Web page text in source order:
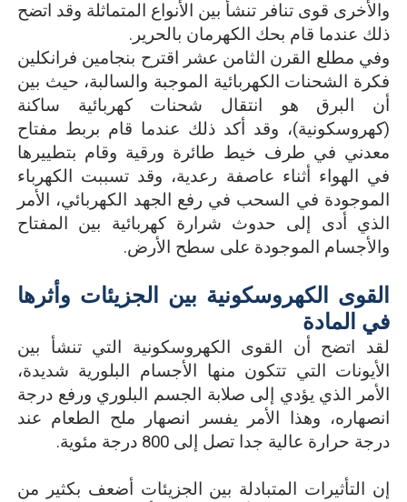
والأخرى قوى تنافر تنشأ بين الأنواع المتماثلة وقد اتضح
ذلك عندما قام بحك الكهرمان بالحرير.
وفي مطلع القرن الثامن عشر اقترح بنجامين فرانكلين
فكرة الشحنات الكهربائية الموجبة والسالبة، حيث بين
أن البرق هو انتقال شحنات كهربائية ساكنة
(كهروسكونية)، وقد أكد ذلك عندما قام بربط مفتاح
معدني في طرف خيط طائرة ورقية وقام بتطييرها
في الهواء أثناء عاصفة رعدية، وقد تسببت الكهرباء
الموجودة في السحب في رفع الجهد الكهربائي، الأمر
الذي أدى إلى حدوث شرارة كهربائية بين المفتاح
والأجسام الموجودة على سطح الأرض.
القوى الكهروسكونية بين الجزيئات وأثرها
في المادة
لقد اتضح أن القوى الكهروسكونية التي تنشأ بين
الأيونات التي تتكون منها الأجسام البلورية شديدة،
الأمر الذي يؤدي إلى صلابة الجسم البلوري ورفع درجة
انصهاره، وهذا الأمر يفسر انصهار ملح الطعام عند
درجة حرارة عالية جدا تصل إلى 800 درجة مئوية.
إن التأثيرات المتبادلة بين الجزيئات أضعف بكثير من